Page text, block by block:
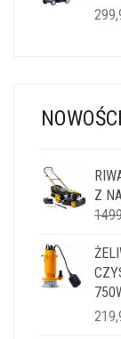
NOWOŚCI
Z